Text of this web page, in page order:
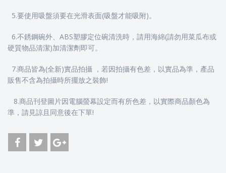
5.要使用吸盤須要在光滑表面(吸盤才能吸附)。
6.不銹鋼碗外、ABS塑膠定位碗清洗時，請用海綿(請勿用菜瓜布或
硬質物品清潔)加清潔劑即可。
7.商品皆為(全新)實品拍攝 ，若因拍攝有色差，以實品為準，產品
販售不含為拍攝時所擺放之裝飾!
8.商品刊登圖片因電腦螢幕設定而有所色差，以實際商品顏色為
準，請見諒且同意後在下單!